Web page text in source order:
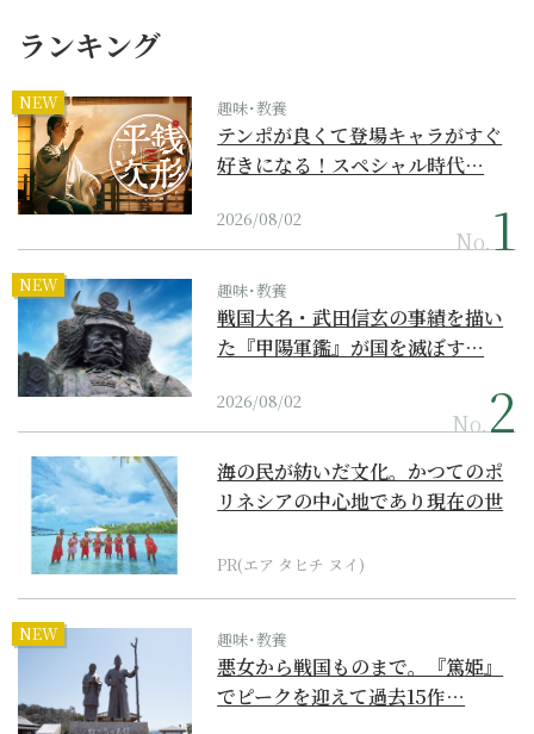
ランキング
NEW 趣味･教養
テンポが良くて登場キャラがすぐ
好きになる！スペシャル時代…
2026/08/02
No.
NEW 趣味･教養
戦国大名・武田信玄の事績を描い
た『甲陽軍鑑』が国を滅ぼす…
2026/08/02
No.
海の民が紡いだ文化。かつてのポ
リネシアの中心地であり現在の世
PR(エア タヒチ ヌイ)
NEW 趣味･教養
悪女から戦国ものまで。『篤姫』
でピークを迎えて過去15作…